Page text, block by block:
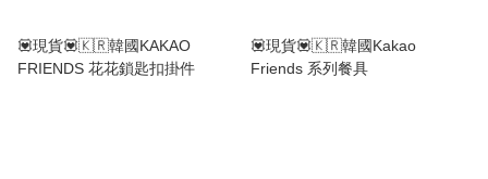
💟現貨💟🇰🇷韓國KAKAO
FRIENDS 花花鎖匙扣掛件
💟現貨💟🇰🇷韓國Kakao
Friends 系列餐具